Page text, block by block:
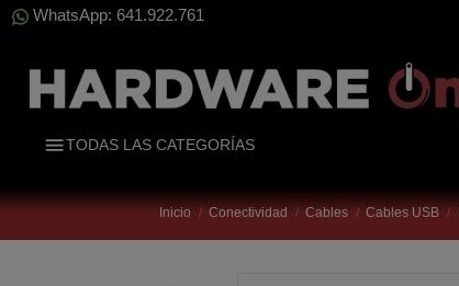
WhatsApp: 641.922.761
TODAS LAS CATEGORÍAS
Inicio Conectividad Cables Cables USB